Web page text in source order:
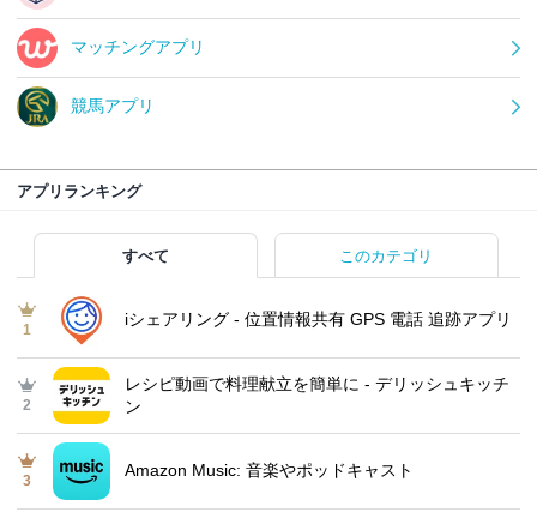
マッチングアプリ
競馬アプリ
アプリランキング
すべて このカテゴリ
1
iシェアリング - 位置情報共有 GPS 電話 追跡アプリ
2
レシピ動画で料理献立を簡単‪に - デリッシュキッチ
ン
3
Amazon Music: 音楽やポッドキャスト